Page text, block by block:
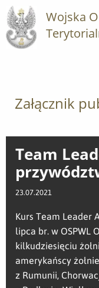
Wojska
Załącznik
Team
23.07.2021
Kurs Team Leader
lipca br. w OSPWL
kilkudziesięciu
amerykańscy
z Rumunii,